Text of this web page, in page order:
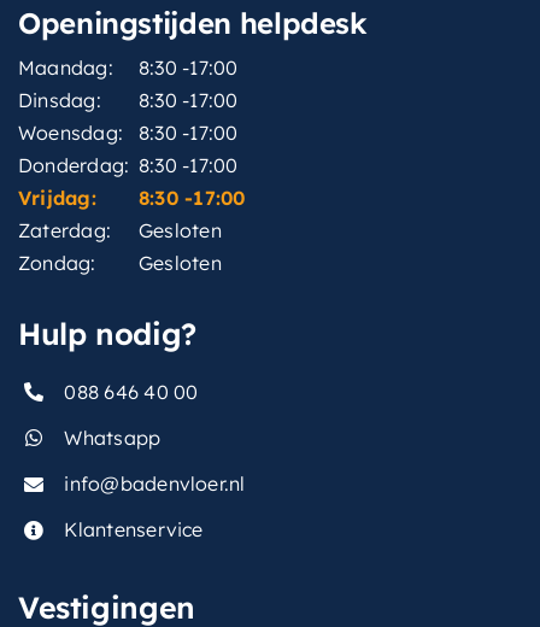
Openingstijden helpdesk
Maandag:
8:30 -17:00
Dinsdag:
8:30 -17:00
Woensdag:
8:30 -17:00
Donderdag: 8:30 -17:00
Vrijdag:
8:30 -17:00
Zaterdag:
Gesloten
Zondag:
Gesloten
Hulp nodig?
088 646 40 00
Whatsapp
info@badenvloer.nl
Klantenservice
Vestigingen